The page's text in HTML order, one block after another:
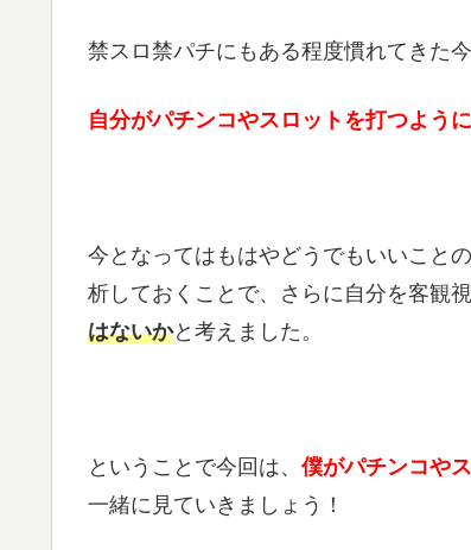
禁スロ禁パチにもある程度慣れてきた
自分がパチンコやスロットを打つよう
今となってはもはやどうでもいいこと
析しておくことで、さらに自分を客観視
はないかと考えました。
ということで今回は、 僕がパチンコや
一緒に見ていきましょう！